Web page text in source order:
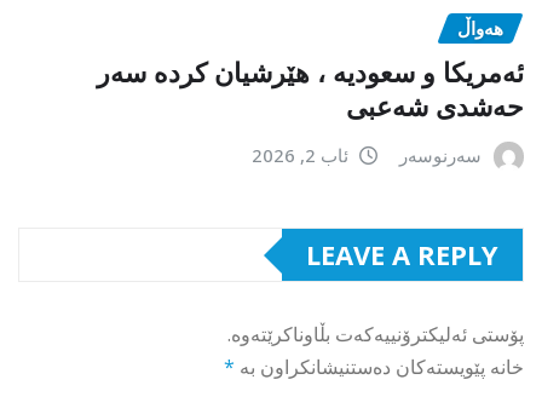
هەواڵ
ئەمریکا و سعودیە ، هێرشیان کردە سەر
حەشدی شەعبی
سەرنوسەر ئاب 2, 2026
LEAVE A REPLY
پۆستی ئەلیکترۆنییەکەت بڵاوناکرێتەوە.
خانە پێویستەکان دەستنیشانکراون بە *